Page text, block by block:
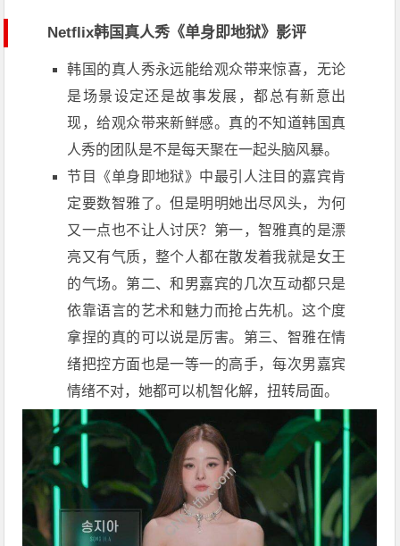
Netflix韩国真人秀《单身即地狱》影评
韩国的真人秀永远能给观众带来惊喜，无论
是场景设定还是故事发展，都总有新意出
现，给观众带来新鲜感。真的不知道韩国真
人秀的团队是不是每天聚在一起头脑风暴。
节目《单身即地狱》中最引人注目的嘉宾肯
定要数智雅了。但是明明她出尽风头，为何
又一点也不让人讨厌？第一，智雅真的是漂
亮又有气质，整个人都在散发着我就是女王
的气场。第二、和男嘉宾的几次互动都只是
依靠语言的艺术和魅力而抢占先机。这个度
拿捏的真的可以说是厉害。第三、智雅在情
绪把控方面也是一等一的高手，每次男嘉宾
情绪不对，她都可以机智化解，扭转局面。